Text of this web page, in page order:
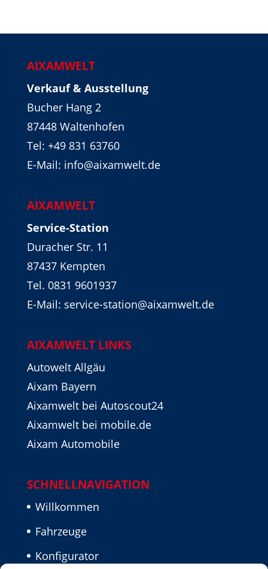
AIXAMWELT
Verkauf & Ausstellung
Bucher Hang 2
87448 Waltenhofen
Tel: +49 831 63760
E-Mail: info@aixamwelt.de
AIXAMWELT
Service-Station
Duracher Str. 11
87437 Kempten
Tel. 0831 9601937
E-Mail: service-station@aixamwelt.de
AIXAMWELT LINKS
Autowelt Allgäu
Aixam Bayern
Aixamwelt bei Autoscout24
Aixamwelt bei mobile.de
Aixam Automobile
SCHNELLNAVIGATION
Willkommen
Fahrzeuge
Konfigurator